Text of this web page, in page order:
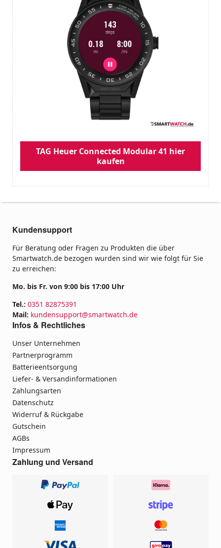
TAG Heuer Connected Modular 41 hier
kaufen
Kundensupport
Für Beratung oder Fragen zu Produkten die über
Smartwatch.de bezogen wurden sind wir wie folgt für Sie
zu erreichen:
Mo. bis Fr. von 9:00 bis 17:00 Uhr
Tel.: 0351 82875391
Mail: kundensupport@smartwatch.de
Infos & Rechtliches
Unser Unternehmen
Partnerprogramm
Batterieentsorgung
Liefer- & Versandinformationen
Zahlungsarten
Datenschutz
Widerruf & Rückgabe
Gutschein
AGBs
Impressum
Zahlung und Versand